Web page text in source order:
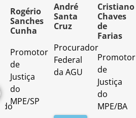
Rogério
Sanches
Cunha
Promotor
de
Justiça
do
MPE/SP
André
Santa
Cruz
Procurador
Federal
da AGU
Cristiano
Chaves
de
Farias
Promotor
de
Justiça
do
MPE/BA